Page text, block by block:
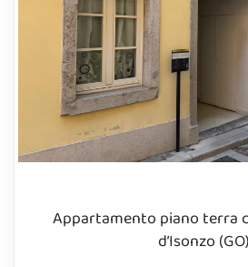
Appartamento piano terra
d’Isonzo (GO)